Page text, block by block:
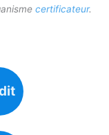
certificateur.